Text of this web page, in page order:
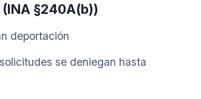
§240A(b))
deportación
se deniegan hasta